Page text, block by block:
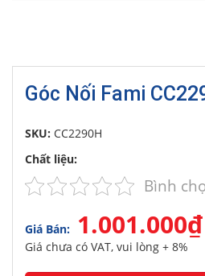
Góc Nối Fami
SKU: CC2290H
Chất liệu:
Bình
Giá Bán: 1.001.000₫
Giá chưa có VAT, vui lòng + 8%